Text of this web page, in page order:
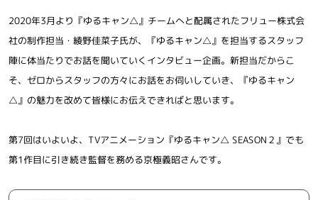
2020年3月より『ゆるキャン△』チームへと配属されたフリュー株式会
社の制作担当・綾野佳菜子氏が、『ゆるキャン△』を担当するスタッフ
陣に体当たりでお話を聞いていくインタビュー企画。新担当だからこ
そ、ゼロからスタッフの方々にお話をお伺いしていき、『ゆるキャン
△』の魅力を改めて皆様にお伝えできればと思います。
第7回はいよいよ、TVアニメーション『ゆるキャン△ SEASON２』でも
第1作目に引き続き監督を務める京極義昭さんです。